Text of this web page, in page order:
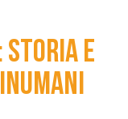
storia e